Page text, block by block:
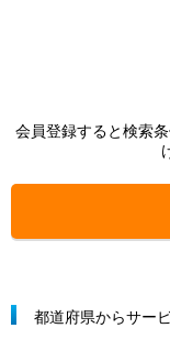
会員登録すると検索
都道府県からサー